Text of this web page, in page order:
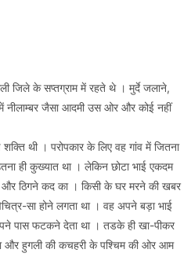
जिले के सप्तग्राम में रहते थे । मुर्दे जलाने,
नीलाम्बर जैसा आदमी उस ओर और कोई नहीं
थी । परोपकार के लिए वह गांव में जितना
ही कुख्यात था । लेकिन छोटा भाई एकदम
और ठिगने कद का । किसी के घर मरने की खबर
सा होने लगता था । वह अपने बड़ा भाई
पास फटकने देता था । तडके ही खा-पीकर
और हुगली की कचहरी के पश्चिम की ओर आम